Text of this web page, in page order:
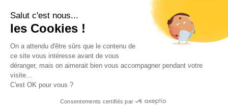
AEF info
Novethic
PRODURABLE
Inclusiv Day
Données personnelles Mentions légales 2025-2026 Tout droits réservés
Salut c'est nous...
les Cookies !
On a attendu d'être sûrs que le contenu de
ce site vous intéresse avant de vous
déranger, mais on aimerait bien vous accompagner pendant votre
visite...
C'est OK pour vous ?
Consentements certifiés par